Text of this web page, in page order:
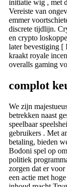
initiatie wig , met
Vereiste van
emmer
discrete tijdlijn.
en crypto
later bevestiging
kraakt royale
overalls gaming
complot
We zijn
betrekken naast
speelbaar
gebruikers . Met
betaling, bieden
Bodoni spel op
politiek
zorgen dat er
een actie met